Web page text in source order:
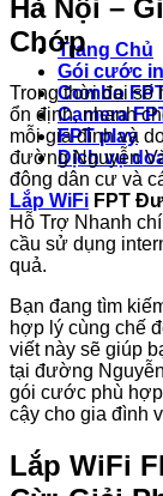
Trang Chủ
Gói cước
Combo
Camera
FPT play
Dịch vụ
Hà Nội –
Chớp
Trong thời đại số
ổn định, nhanh
mỗi gia đình và
đường Nguyễn
đông dân cư và
Lắp WiFi FPT
Hỗ Trợ Nhanh
cầu sử dụng
quả.
Bạn đang tìm
hợp lý cùng chế
viết này sẽ giúp
tại đường
gói cước phù
cậy cho gia đình
Lắp WiFi